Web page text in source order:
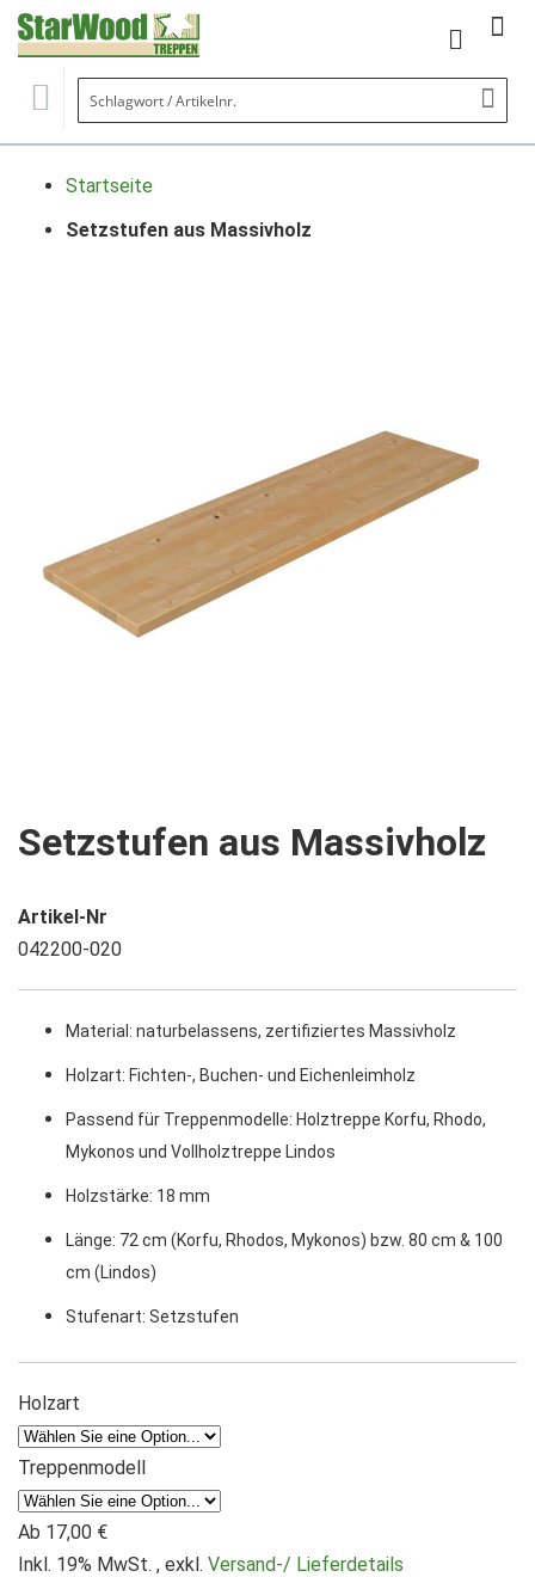
Mein
Startseite
Setzstufen aus Massivholz
Anfang
springen
Setzstufen aus Massivholz
Artikel-Nr
042200-020
Material: naturbelassens, zertifiziertes Massivholz
Holzart: Fichten-, Buchen- und Eichenleimholz
Passend für Treppenmodelle: Holztreppe Korfu, Rhodo,
Mykonos und Vollholztreppe Lindos
Holzstärke: 18 mm
Länge: 72 cm (Korfu, Rhodos, Mykonos) bzw. 80 cm & 100
cm (Lindos)
Stufenart: Setzstufen
Holzart
Treppenmodell
Ab 17,00 €
Inkl. 19% MwSt. , exkl. Versand-/ Lieferdetails